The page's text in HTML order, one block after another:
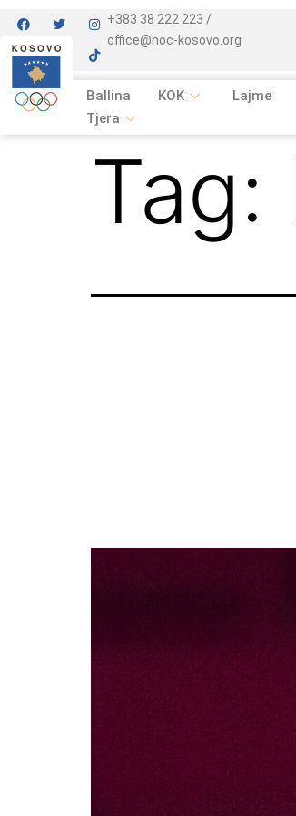
+383 38 222 223 /
office@noc-kosovo.org
Ballina KOK Lajme
Tjera
Tag: